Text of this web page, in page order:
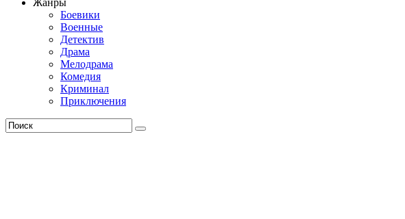
Жанры
Боевики
Военные
Детектив
Драма
Мелодрама
Комедия
Криминал
Приключения